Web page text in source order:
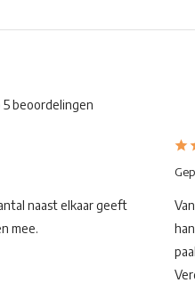
5 beoordelingen
naast elkaar geeft
mee.